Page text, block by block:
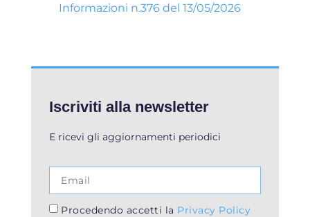
Informazioni n.376 del 13/05/2026
Iscriviti alla newsletter
E ricevi gli aggiornamenti periodici
Procedendo accetti la Privacy Policy